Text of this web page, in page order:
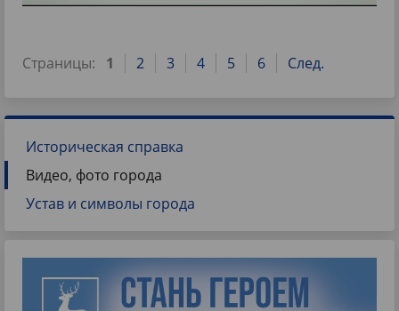
Страницы: 1 2 3 4 5 6 След.
Историческая справка
Видео, фото города
Устав и символы города